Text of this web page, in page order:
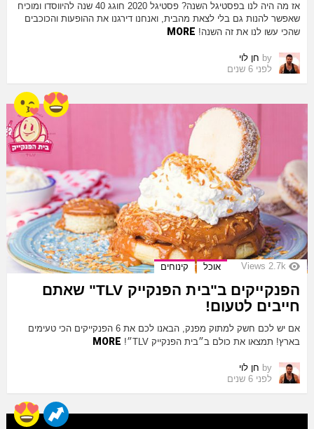
אז מה היה לנו בפסטיגל השנה? פסטיגל 2020 חוגג 40 שנה להיווסדו ומוכיח
שאפשר להנות גם בלי לצאת מהבית, ואנחנו דירגנו את ההופעות והכוכבים
שהכי עשו לנו את זה השנה! MORE
by חן לוי
לפני 6 שנים
2.7k
Views אוכל קינוחים
הפנקייקים ב"בית הפנקייק TLV" שאתם
חייבים לטעום!
אם יש לכם חשק למתוק מפנק, הבאנו לכם את 6 הפנקייקים הכי טעימים
בארץ! תמצאו את כולם ב״בית הפנקייק TLV״!
MORE
by חן לוי
לפני 6 שנים